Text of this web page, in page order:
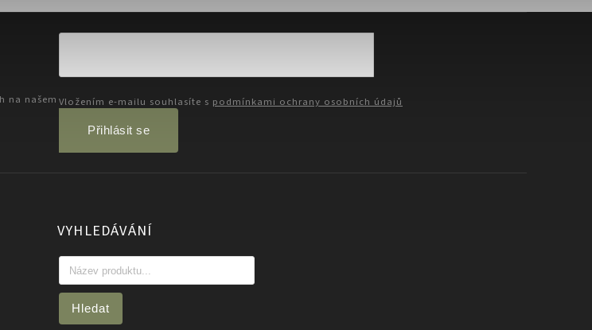
na našem Vložením e-mailu souhlasíte s podmínkami ochrany osobních údajů
Přihlásit se
VYHLEDÁVÁNÍ
Hledat